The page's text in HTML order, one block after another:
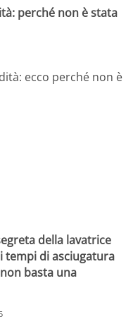
perché non è stata
ecco perché non è
della lavatrice
tempi di asciugatura
basta una